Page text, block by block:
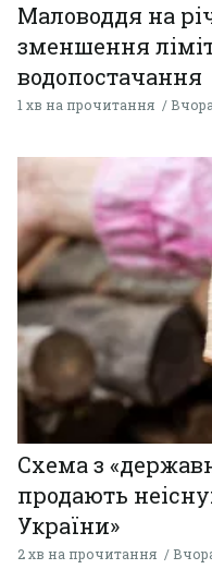
Маловоддя на
зменшення
водопостачання
1 хв на прочитання
Схема з
продають
України»
2 хв на прочитання